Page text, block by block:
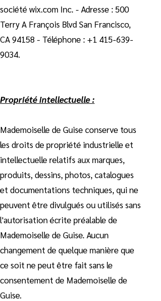
société wix.com Inc. - Adresse : 500
Terry A François Blvd San Francisco,
CA 94158 - Téléphone : +1 415-639-
9034.
Propriété intellectuelle :
Mademoiselle de Guise conserve tous
les droits de propriété industrielle et
intellectuelle relatifs aux marques,
produits, dessins, photos, catalogues
et documentations techniques, qui ne
peuvent être divulgués ou utilisés sans
l'autorisation écrite préalable de
Mademoiselle de Guise. Aucun
changement de quelque manière que
ce soit ne peut être fait sans le
consentement de Mademoiselle de
Guise.